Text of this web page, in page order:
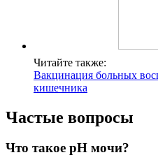
Читайте также:
Вакцинация больных
кишечника
Частые вопросы
Что такое pH мочи?